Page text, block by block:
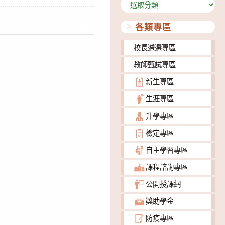
類
各類專區
校長遴選專區
教師甄試專區
新生專區
生涯專區
升學專區
檢定專區
自主學習專區
課程諮詢專區
公開授課網
獎助學金
防疫專區